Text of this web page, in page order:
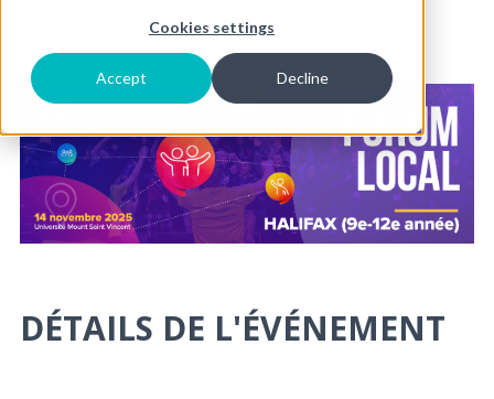
Cookies settings
Accept Decline
DÉTAILS DE L'ÉVÉNEMENT